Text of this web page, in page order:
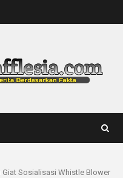
Sosialisasi Whistle Blower